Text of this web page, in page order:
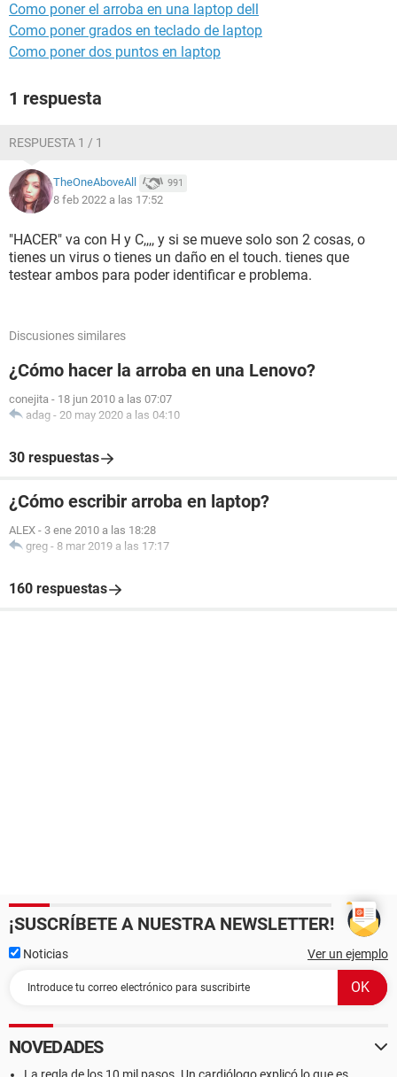
Como poner el arroba en una laptop dell
Como poner grados en teclado de laptop
Como poner dos puntos en laptop
1 respuesta
RESPUESTA 1 / 1
TheOneAboveAll 991
8 feb 2022 a las 17:52
"HACER" va con H y C,,,, y si se mueve solo son 2 cosas, o
tienes un virus o tienes un daño en el touch. tienes que
testear ambos para poder identificar e problema.
Discusiones similares
¿Cómo hacer la arroba en una Lenovo?
conejita - 18 jun 2010 a las 07:07
adag - 20 may 2020 a las 04:10
30 respuestas
¿Cómo escribir arroba en laptop?
ALEX - 3 ene 2010 a las 18:28
greg - 8 mar 2019 a las 17:17
160 respuestas
¡SUSCRÍBETE A NUESTRA NEWSLETTER!
Noticias Ver un ejemplo
NOVEDADES